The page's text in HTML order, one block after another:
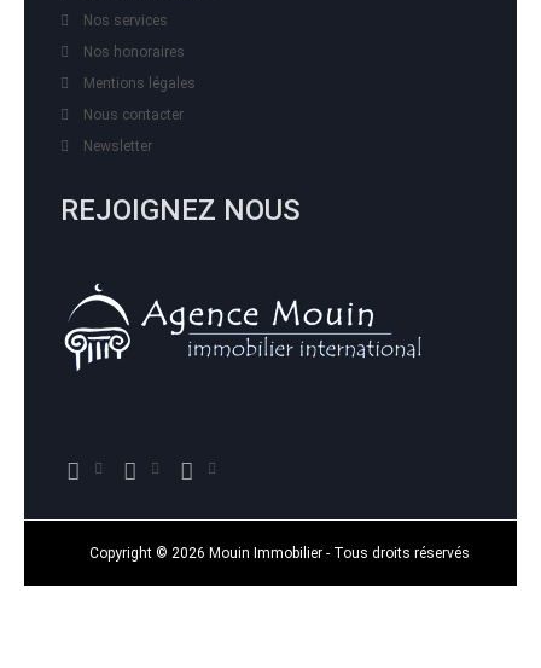
Nos services
Nos honoraires
Mentions légales
Nous contacter
Newsletter
REJOIGNEZ NOUS
Copyright © 2026 Mouin Immobilier - Tous droits réservés